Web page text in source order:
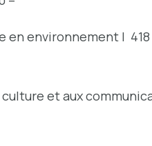
en environnement | 418
et aux